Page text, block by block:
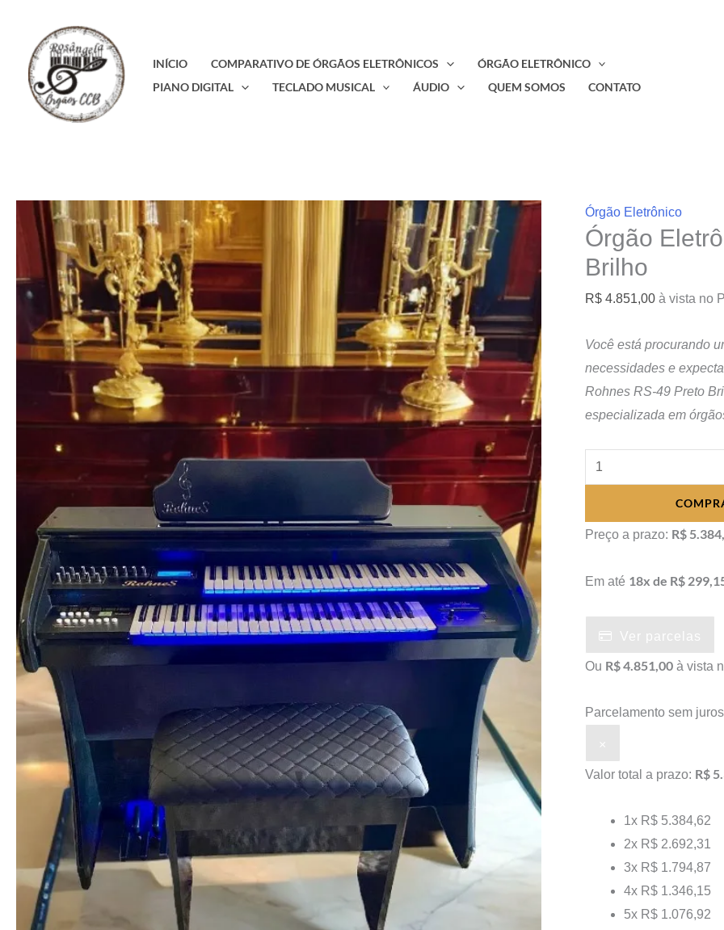
conteúdo
INÍCIO COMPARATIVO DE ÓRGÃOS ELETRÔNICOS
ÓRGÃO ELETRÔNICO
PIANO DIGITAL
TECLADO MUSICAL ÁUDIO QUEM SOMOS CONTATO
Órgão Eletrônico
Órgão
Brilho
R$ 4.851,00 à vista no
Você está procurando
necessidades e
Rohnes RS-49 Preto
especializada em
Órgão
Eletrônico
RS-
Preto
Preço a prazo: R$
Em até 18x de R$
Ver parcelas
Ou R$ 4.851,00 à vista
Parcelamento sem juros
×
Valor total a prazo: R$
1x R$ 5.384,62
2x R$ 2.692,31
3x R$ 1.794,87
4x R$ 1.346,15
5x R$ 1.076,92